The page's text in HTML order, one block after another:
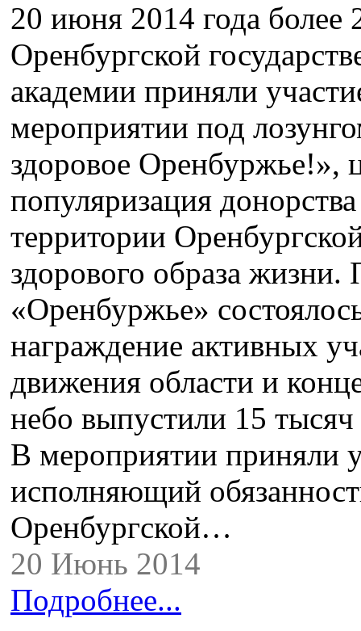
20 июня 2014 года более
Оренбургской
академии приняли
мероприятии под
здоровое Оренбуржье!»,
популяризация
территории
здорового образа жизни.
«Оренбуржье»
награждение активных
движения области и
небо выпустили 15
В мероприятии приняли
исполняющий
Оренбургской…
20 Июнь 2014
Подробнее...